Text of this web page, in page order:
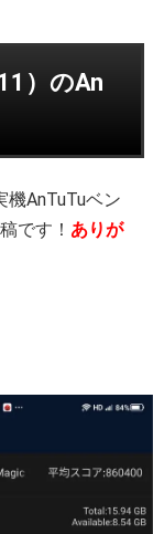
）のAn
AnTuTuベン
です！ ありが